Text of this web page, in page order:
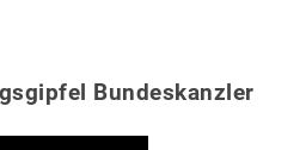
Bundeskanzler